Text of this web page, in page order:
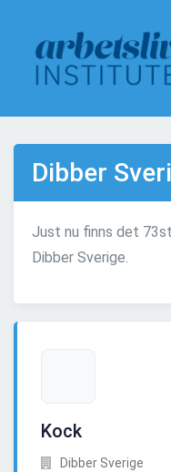
Dibber
Just nu finns det
Dibber Sverige.
Kock
Dibber Sverige